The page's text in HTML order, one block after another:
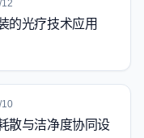
的光疗技术应用
散与洁净度协同设